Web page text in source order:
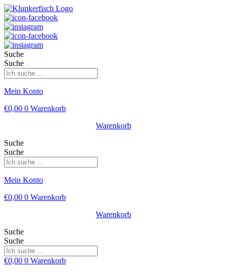
Suche
Suche
Mein Konto
€0,00 0 Warenkorb
Warenkorb
Suche
Suche
Mein Konto
€0,00 0 Warenkorb
Warenkorb
Suche
Suche
€0,00 0 Warenkorb